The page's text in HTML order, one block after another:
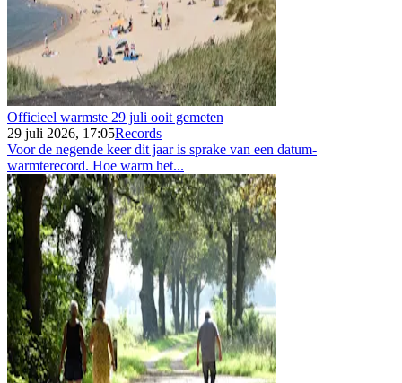
Officieel warmste 29 juli ooit gemeten
29 juli 2026, 17:05Records
Voor de negende keer dit jaar is sprake van een datum-
warmterecord. Hoe warm het...